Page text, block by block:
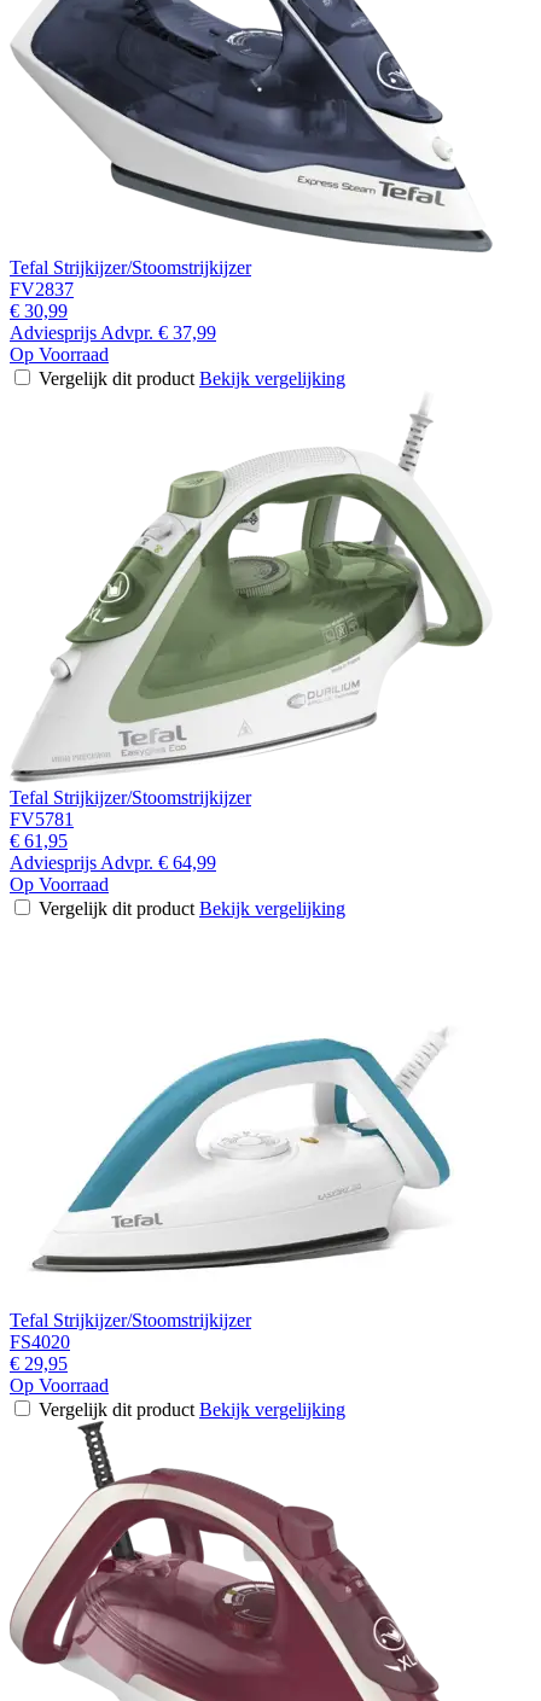
Tefal Strijkijzer/Stoomstrijkijzer
FV2837
€ 30,99
Adviesprijs Advpr. € 37,99
Op Voorraad
Vergelijk dit product Bekijk vergelijking
Tefal Strijkijzer/Stoomstrijkijzer
FV5781
€ 61,95
Adviesprijs Advpr. € 64,99
Op Voorraad
Vergelijk dit product Bekijk vergelijking
Tefal Strijkijzer/Stoomstrijkijzer
FS4020
€ 29,95
Op Voorraad
Vergelijk dit product Bekijk vergelijking